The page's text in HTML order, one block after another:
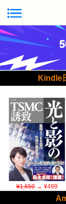
Kindle
¥1,650→ ¥499